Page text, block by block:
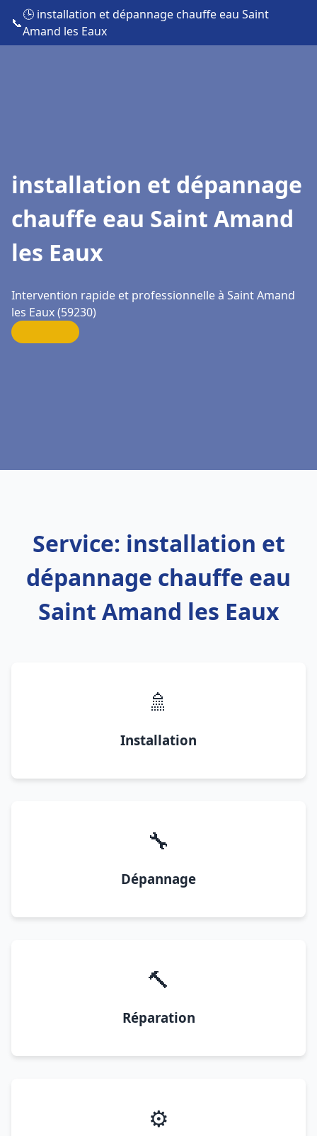
📞
🕒 installation et dépannage chauffe eau Saint
Amand les Eaux
installation et dépannage
chauffe eau Saint Amand
les Eaux
Intervention rapide et professionnelle à Saint Amand
les Eaux (59230)
Service: installation et
dépannage chauffe eau
Saint Amand les Eaux
🚿
Installation
🔧
Dépannage
🔨
Réparation
⚙️